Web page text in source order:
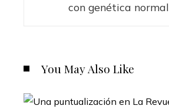
con genética normal
You May Also Like